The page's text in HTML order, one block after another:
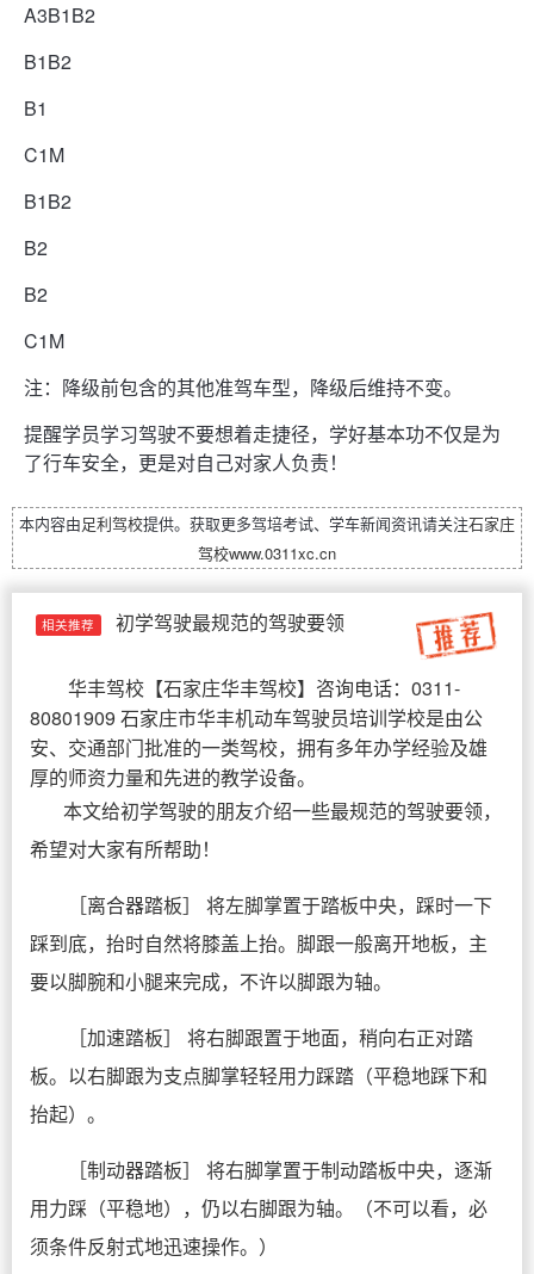
A3B1B2
B1B2
B1
C1M
B1B2
B2
B2
C1M
注：降级前包含的其他准驾车型，降级后维持不变。
提醒学员学习驾驶不要想着走捷径，学好基本功不仅是为
了行车安全，更是对自己对家人负责！
本内容由足利驾校提供。获取更多驾培考试、学车新闻资讯请关注石家庄
驾校www.0311xc.cn
相关推荐 初学驾驶最规范的驾驶要领
华丰驾校 【石家庄华丰驾校】咨询电话：0311-
80801909 石家庄市华丰机动车驾驶员培训学校是由公
安、交通部门批准的一类驾校，拥有多年办学经验及雄
厚的师资力量和先进的教学设备。
本文给初学驾驶的朋友介绍一些最规范的驾驶要领，
希望对大家有所帮助！
［离合器踏板］ 将左脚掌置于踏板中央，踩时一下
踩到底，抬时自然将膝盖上抬。脚跟一般离开地板，主
要以脚腕和小腿来完成，不许以脚跟为轴。
［加速踏板］ 将右脚跟置于地面，稍向右正对踏
板。以右脚跟为支点脚掌轻轻用力踩踏（平稳地踩下和
抬起）。
［制动器踏板］ 将右脚掌置于制动踏板中央，逐渐
用力踩（平稳地），仍以右脚跟为轴。（不可以看，必
须条件反射式地迅速操作。）